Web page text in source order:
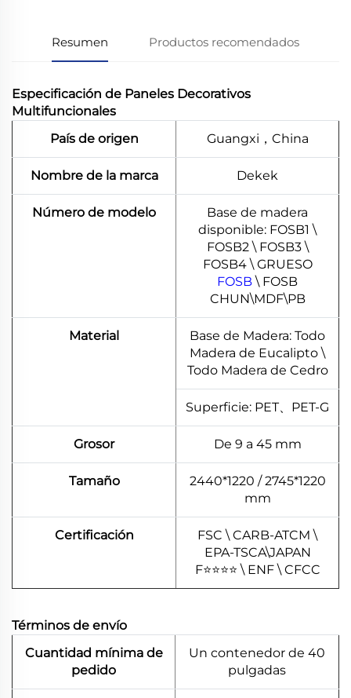
Resumen Productos recomendados
Especificación de Paneles Decorativos
Multifuncionales
País de origen
Guangxi，China
Nombre de la marca Dekek
Número de modelo
Base de madera
disponible: FOSB1 \
FOSB2 \ FOSB3 \
FOSB4 \ GRUESO
FOSB\ FOSB
CHUN\MDF\PB
Material
Base de Madera: Todo
Madera de Eucalipto \
Todo Madera de Cedro
Superficie: PET、PET-G
Grosor De 9 a 45 mm
Tamaño
2440*1220 / 2745*1220
mm
Certificación
FSC \ CARB-ATCM \
EPA-TSCA\JAPAN
F⭐⭐⭐⭐ \ ENF \ CFCC
Términos de envío
Cuantidad mínima de
pedido
Un contenedor de 40
pulgadas